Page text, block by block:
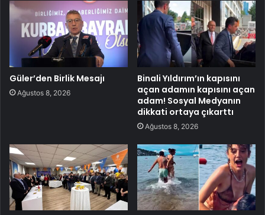
Güler’den Birlik Mesajı
Ağustos 8, 2026
Binali Yıldırım’ın kapısını
açan adamın kapısını açan
adam! Sosyal Medyanın
dikkati ortaya çıkarttı
Ağustos 8, 2026